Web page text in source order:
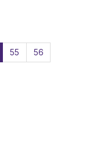
55
56